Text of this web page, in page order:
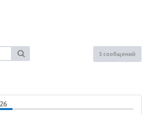
5 сообщений